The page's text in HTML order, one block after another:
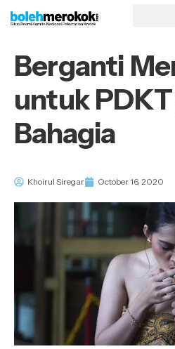
Berganti
untuk
Bahagia
Khoirul Siregar October 16, 2020